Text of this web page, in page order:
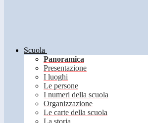
Scuola
Panoramica
Presentazione
I luoghi
Le persone
I numeri della scuola
Organizzazione
Le carte della scuola